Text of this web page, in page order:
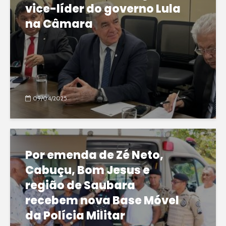
vice-líder do governo Lula
na Câmara
09/04/2025
Por emenda de Zé Neto,
Cabuçu, Bom Jesus e
região de Saubara
recebem nova Base Móvel
da Polícia Militar